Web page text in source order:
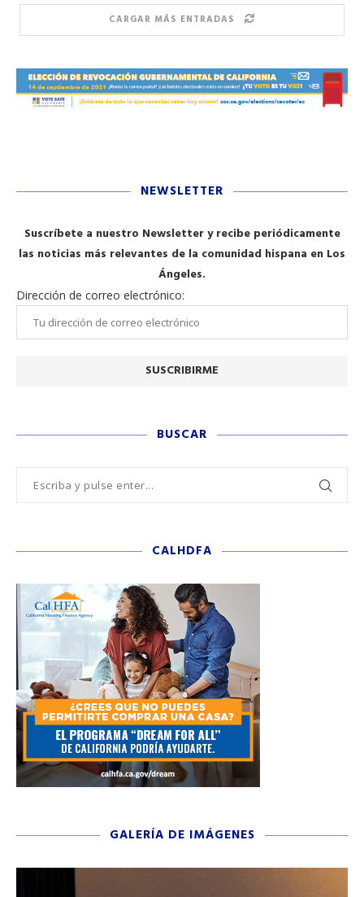
CARGAR MÁS ENTRADAS
NEWSLETTER
Suscríbete a nuestro Newsletter y recibe periódicamente
las noticias más relevantes de la comunidad hispana en Los
Ángeles.
Dirección de correo electrónico:
BUSCAR
CALHDFA
GALERÍA DE IMÁGENES